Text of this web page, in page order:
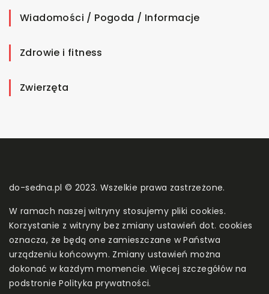
Wiadomości / Pogoda / Informacje
Zdrowie i fitness
Zwierzęta
do-sedna.pl © 2023. Wszelkie prawa zastrzeżone.
W ramach naszej witryny stosujemy pliki cookies.
Korzystanie z witryny bez zmiany ustawień dot. cookies
oznacza, że będą one zamieszczane w Państwa
urządzeniu końcowym. Zmiany ustawień można
dokonać w każdym momencie. Więcej szczegółów na
podstroniePolityka prywatności.